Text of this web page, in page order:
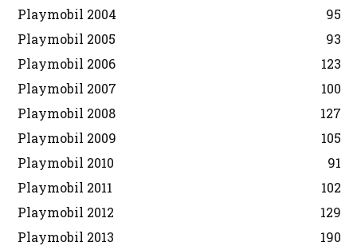
Playmobil 2004
95
Playmobil 2005
93
Playmobil 2006
123
Playmobil 2007
100
Playmobil 2008
127
Playmobil 2009
105
Playmobil 2010
91
Playmobil 2011
102
Playmobil 2012
129
Playmobil 2013
190